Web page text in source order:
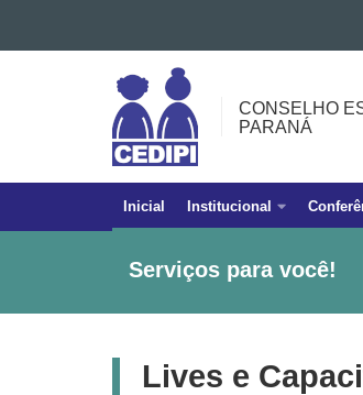
Ir para a navegação
Ir para a busca
Mapa do site
CONSELHO
ESTADUAL
DOS
DIREITOS
DA
PESSOA
IDOSA
DO
PARANÁ
CONSELHO
PARANÁ
Navegação
principal
Inicial Institucional
Serviços para você!
Lives e